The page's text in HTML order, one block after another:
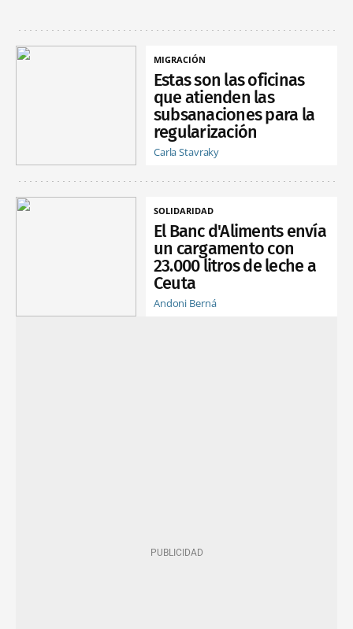
MIGRACIÓN
Estas son las oficinas
que atienden las
subsanaciones para la
regularización
Carla Stavraky
SOLIDARIDAD
El Banc d'Aliments envía
un cargamento con
23.000 litros de leche a
Ceuta
Andoni Berná